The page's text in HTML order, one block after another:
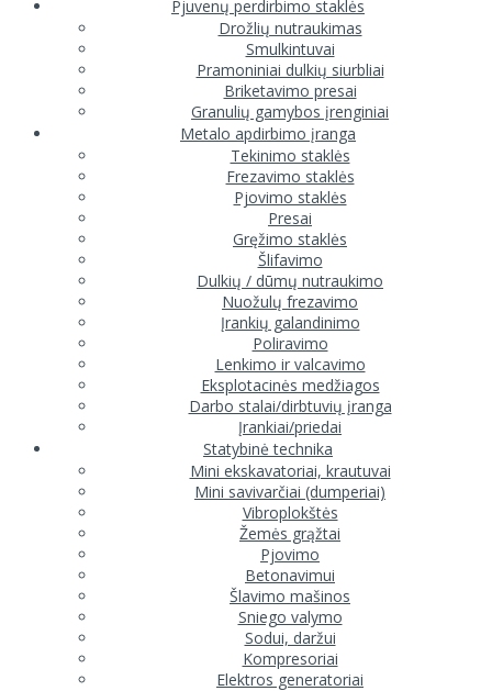
Pjuvenų perdirbimo staklės
Drožlių nutraukimas
Smulkintuvai
Pramoniniai dulkių siurbliai
Briketavimo presai
Granulių gamybos įrenginiai
Metalo apdirbimo įranga
Tekinimo staklės
Frezavimo staklės
Pjovimo staklės
Presai
Gręžimo staklės
Šlifavimo
Dulkių / dūmų nutraukimo
Nuožulų frezavimo
Įrankių galandinimo
Poliravimo
Lenkimo ir valcavimo
Eksplotacinės medžiagos
Darbo stalai/dirbtuvių įranga
Įrankiai/priedai
Statybinė technika
Mini ekskavatoriai, krautuvai
Mini savivarčiai (dumperiai)
Vibroplokštės
Žemės grąžtai
Pjovimo
Betonavimui
Šlavimo mašinos
Sniego valymo
Sodui, daržui
Kompresoriai
Elektros generatoriai